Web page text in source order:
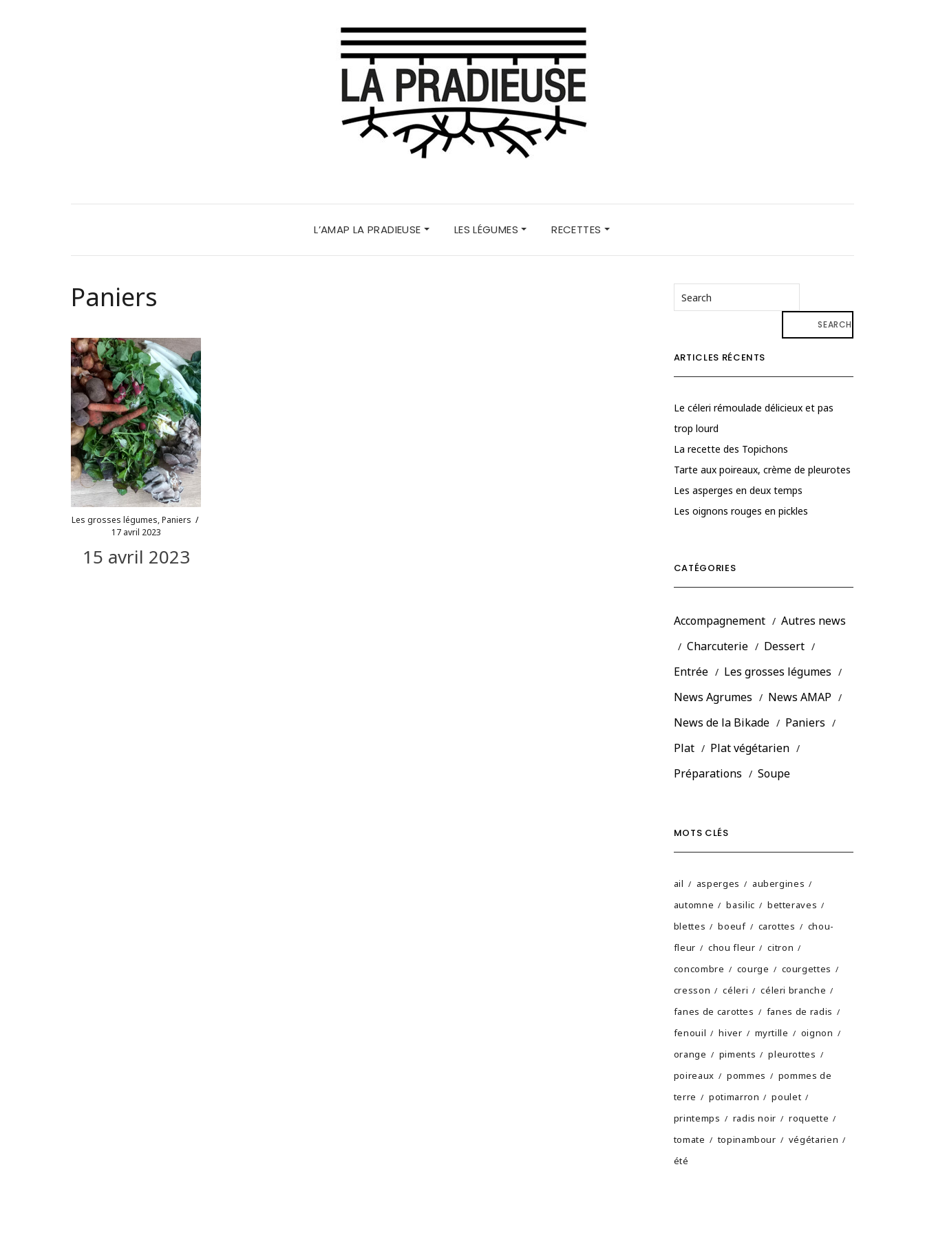
L’AMAP LA PRADIEUSE LES LÉGUMES RECETTES
Paniers
Les grosses légumes,Paniers /
17 avril 2023
15 avril 2023
SEARCH
ARTICLES RÉCENTS
Le céleri rémoulade délicieux et pas
trop lourd
La recette des Topichons
Tarte aux poireaux, crème de pleurotes
Les asperges en deux temps
Les oignons rouges en pickles
CATÉGORIES
Accompagnement
Autres news
Charcuterie
Dessert
Entrée
Les grosses légumes
News Agrumes
News AMAP
News de la Bikade
Paniers
Plat
Plat végétarien
Préparations
Soupe
MOTS CLÉS
ail asperges
aubergines
automne
basilic
betteraves
blettes
boeuf carottes
chou-
fleur
chou fleur
citron
concombre
courge
courgettes
cresson
céleri
céleri branche
fanes de carottes
fanes de radis
fenouil
hiver myrtille
oignon
orange
piments
pleurottes
poireaux
pommes
pommes de
terre
potimarron
poulet
printemps
radis noir
roquette
tomate
topinambour
végétarien
été